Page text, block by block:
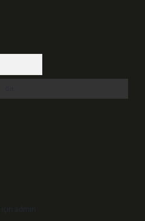
için
admin